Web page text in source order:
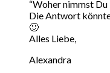
“Woher nimmst
Die Antwort
🙂
Alles Liebe,
Alexandra